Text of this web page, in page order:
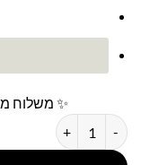
✨ משלוח
כמות של Lavandula | שמן אתרי טהור לבנדר אורגני